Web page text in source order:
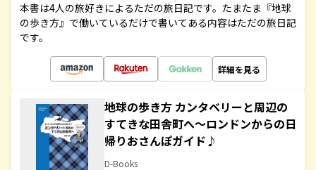
本書は4人の旅好きによるただの旅日記です。たまたま『地球
の歩き方』で働いているだけで書いてある内容はただの旅日記
です。
詳細を見る
地球の歩き方 カンタベリーと周辺の
すてきな田舎町へ～ロンドンからの日
帰りおさんぽガイド♪
D-Books